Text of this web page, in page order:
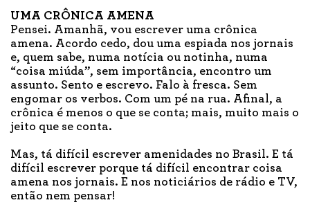
UMA CRÔNICA AMENA
Pensei. Amanhã, vou escrever uma crônica
amena. Acordo cedo, dou uma espiada nos jornais
e, quem sabe, numa notícia ou notinha, numa
“coisa miúda”, sem importância, encontro um
assunto. Sento e escrevo. Falo à fresca. Sem
engomar os verbos. Com um pé na rua. Afinal, a
crônica é menos o que se conta; mais, muito mais o
jeito que se conta.
Mas, tá difícil escrever amenidades no Brasil. E tá
difícil escrever porque tá difícil encontrar coisa
amena nos jornais. E nos noticiários de rádio e TV,
então nem pensar!